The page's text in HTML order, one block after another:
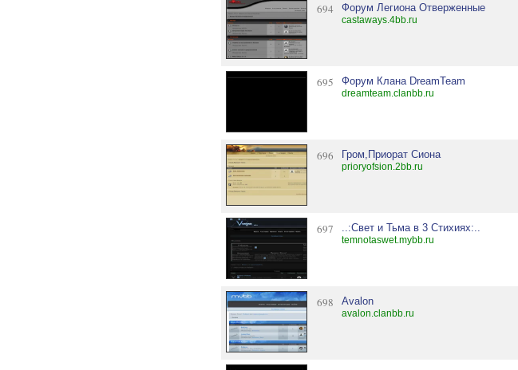
694 Форум Легиона Отверженные
castaways.4bb.ru
695 Форум Клана DreamTeam
dreamteam.clanbb.ru
696 Гром,Приорат Сиона
prioryofsion.2bb.ru
697 ..:Свет и Тьма в 3 Стихиях:..
temnotaswet.mybb.ru
698 Avalon
avalon.clanbb.ru